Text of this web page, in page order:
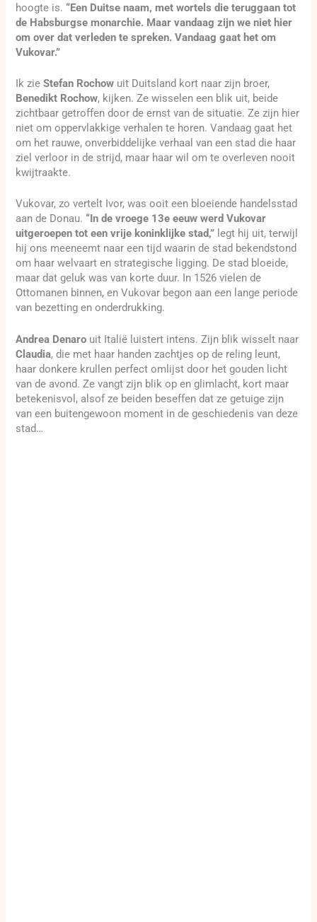
hoogte is.“Een Duitse naam, met wortels die teruggaan tot
de Habsburgse monarchie. Maar vandaag zijn we niet hier
om over dat verleden te spreken. Vandaag gaat het om
Vukovar.”
Ik zieStefan Rochow uit Duitsland kort naar zijn broer,
Benedikt Rochow, kijken. Ze wisselen een blik uit, beide
zichtbaar getroffen door de ernst van de situatie. Ze zijn hier
niet om oppervlakkige verhalen te horen. Vandaag gaat het
om het rauwe, onverbiddelijke verhaal van een stad die haar
ziel verloor in de strijd, maar haar wil om te overleven nooit
kwijtraakte.
Vukovar, zo vertelt Ivor, was ooit een bloeiende handelsstad
aan de Donau.“In de vroege 13e eeuw werd Vukovar
uitgeroepen tot een vrije koninklijke stad,” legt hij uit, terwijl
hij ons meeneemt naar een tijd waarin de stad bekendstond
om haar welvaart en strategische ligging. De stad bloeide,
maar dat geluk was van korte duur. In 1526 vielen de
Ottomanen binnen, en Vukovar begon aan een lange periode
van bezetting en onderdrukking.
Andrea Denaro uit Italië luistert intens. Zijn blik wisselt naar
Claudia, die met haar handen zachtjes op de reling leunt,
haar donkere krullen perfect omlijst door het gouden licht
van de avond. Ze vangt zijn blik op en glimlacht, kort maar
betekenisvol, alsof ze beiden beseffen dat ze getuige zijn
van een buitengewoon moment in de geschiedenis van deze
stad…